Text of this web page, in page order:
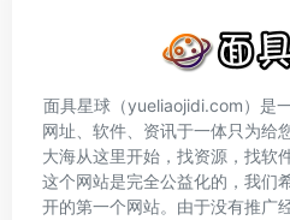
面具星球（yueliaojidi.com）是
网址、软件、资讯于一体只为给
大海从这里开始，找资源，找软
这个网站是完全公益化的，我们
开的第一个网站。由于没有推广